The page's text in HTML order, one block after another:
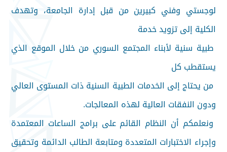
لوجستي وفني كبيرين من قبل إدارة الجامعة، وتهدف
الكلية إلى تزويد خدمة
طبية سنية لأبناء المجتمع السوري من خلال الموقع الذي
يستقطب كل
من يحتاج إلى الخدمات الطبية السنية ذات المستوى العالي
ودون النفقات العالية لهذه المعالجات.
ونعلمكم أن النظام القائم على برامج الساعات المعتمدة
وإجراء الاختبارات المتعددة ومتابعة الطالب الدائمة وتحقيق